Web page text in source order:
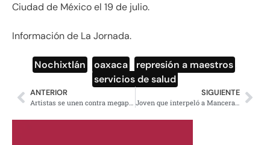
Ciudad de México el 19 de julio.
Información de La Jornada.
Nochixtlán oaxaca represión a maestros
servicios de salud
ANTERIOR
Artistas se unen contra megaproyectos mineros, hidroeléctricos y turísticos
SIGUIENTE
Joven que interpeló a Mancera confirma que su tutora fue despedida como represalia.